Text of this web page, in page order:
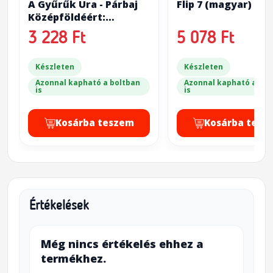
A Gyűrűk Ura - Párbaj
Középföldéért:
Szövetségesek ( The
Lord of the Rings: Duel
Allies)
3 228 Ft
Készleten
Azonnal kapható a boltban
is
Kosárba teszem
Flip 7 (magyar)
5 078 Ft
Készleten
Azonnal kapható a
is
Kosárba
Értékelések
Még nincs értékelés ehhez a
termékhez.